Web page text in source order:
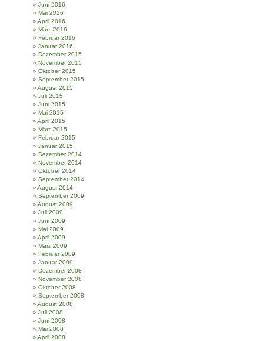
Juni 2016
Mai 2016
April 2016
März 2016
Februar 2016
Januar 2016
Dezember 2015
November 2015
Oktober 2015
September 2015
August 2015
Juli 2015
Juni 2015
Mai 2015
April 2015
März 2015
Februar 2015
Januar 2015
Dezember 2014
November 2014
Oktober 2014
September 2014
August 2014
September 2009
August 2009
Juli 2009
Juni 2009
Mai 2009
April 2009
März 2009
Februar 2009
Januar 2009
Dezember 2008
November 2008
Oktober 2008
September 2008
August 2008
Juli 2008
Juni 2008
Mai 2008
April 2008